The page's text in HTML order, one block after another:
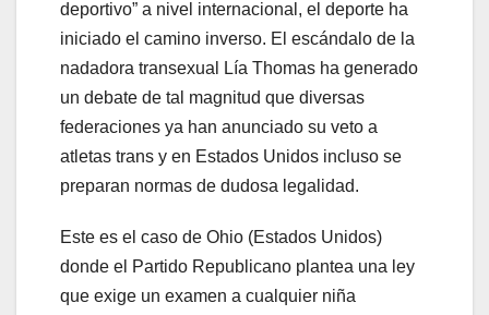
deportivo” a nivel internacional, el deporte ha
iniciado el camino inverso. El escándalo de la
nadadora transexual Lía Thomas ha generado
un debate de tal magnitud que diversas
federaciones ya han anunciado su veto a
atletas trans y en Estados Unidos incluso se
preparan normas de dudosa legalidad.
Este es el caso de Ohio (Estados Unidos)
donde el Partido Republicano plantea una ley
que exige un examen a cualquier niña